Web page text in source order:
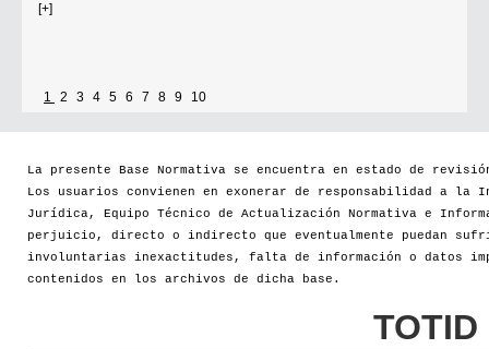
[+]
1 2 3 4 5 6 7 8 9 10
La presente Base Normativa se encuentra en estado de
Los usuarios convienen en exonerar de responsabilidad a la
Jurídica, Equipo Técnico de Actualización Normativa e
perjuicio, directo o indirecto que eventualmente puedan
involuntarias inexactitudes, falta de información o datos
contenidos en los archivos de dicha base.
TOTID